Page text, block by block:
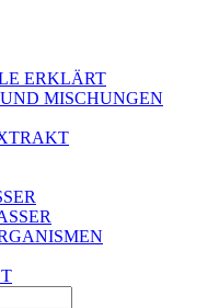
ERKLÄRT
MISCHUNGEN